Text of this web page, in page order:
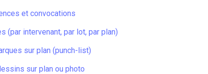
et convocations
(par intervenant, par lot, par plan)
sur plan (punch-list)
sur plan ou photo